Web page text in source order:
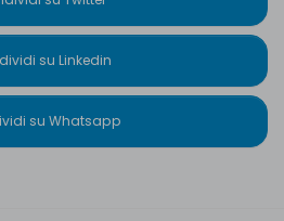
su Linkedin
su Whatsapp